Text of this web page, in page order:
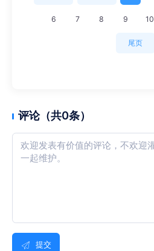
6 7 8 9 10
尾页
评论（共0条）
提交